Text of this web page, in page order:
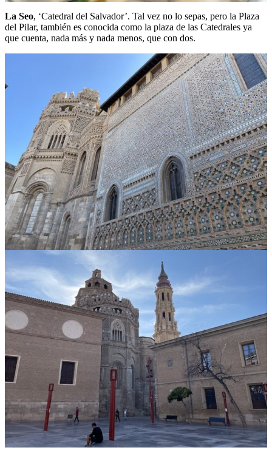
La Seo, ‘Catedral del Salvador’. Tal vez no lo sepas, pero la Plaza
del Pilar, también es conocida como la plaza de las Catedrales ya
que cuenta, nada más y nada menos, que con dos.